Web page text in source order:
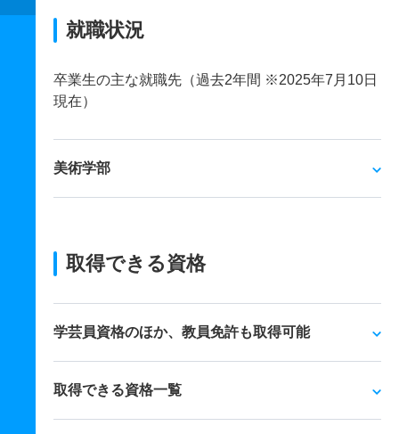
就職状況
卒業生の主な就職先（過去2年間 ※2025年7月10日
現在）
美術学部
取得できる資格
学芸員資格のほか、教員免許も取得可能
取得できる資格一覧